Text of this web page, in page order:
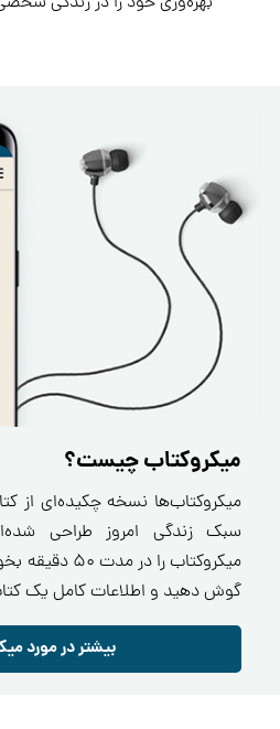
میکروکتاب چیست؟
میکروکتاب‌ها نسخه چکیده‌ای از
سبک زندگی امروز طراحی
میکروکتاب را
گوش دهید و اطلاعات کامل یک
بیشتر در مورد